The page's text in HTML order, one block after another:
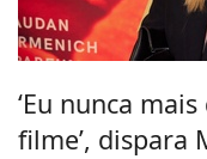
‘Eu nunca
filme’, dispara